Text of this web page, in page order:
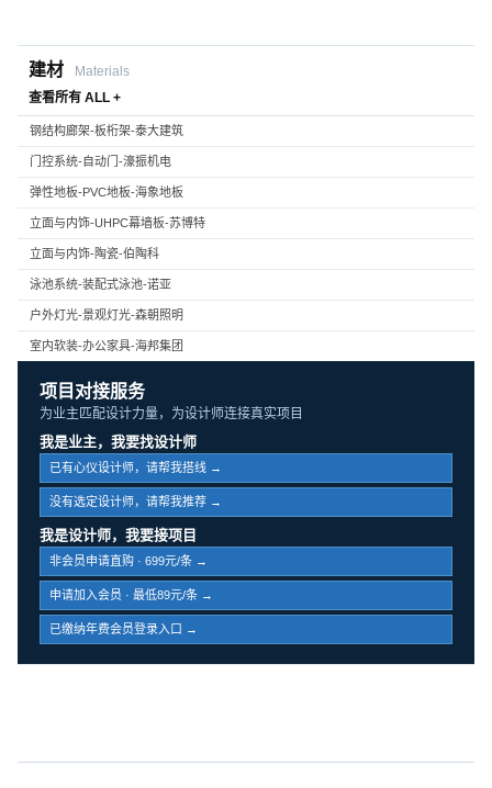
建材
Materials
查看所有 ALL +
钢结构廊架-板桁架-泰大建筑
门控系统-自动门-濠振机电
弹性地板-PVC地板-海象地板
立面与内饰-UHPC幕墙板-苏博特
立面与内饰-陶瓷-伯陶科
泳池系统-装配式泳池-诺亚
户外灯光-景观灯光-森朝照明
室内软装-办公家具-海邦集团
项目对接服务
为业主匹配设计力量，为设计师连接真实项目
我是业主，我要找设计师
已有心仪设计师，请帮我搭线 →
没有选定设计师，请帮我推荐 →
我是设计师，我要接项目
非会员申请直购 · 699元/条 →
申请加入会员 · 最低89元/条 →
已缴纳年费会员登录入口 →